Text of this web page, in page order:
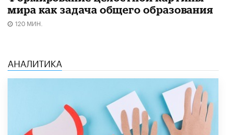
мира как задача общего образования
120 МИН.
АНАЛИТИКА